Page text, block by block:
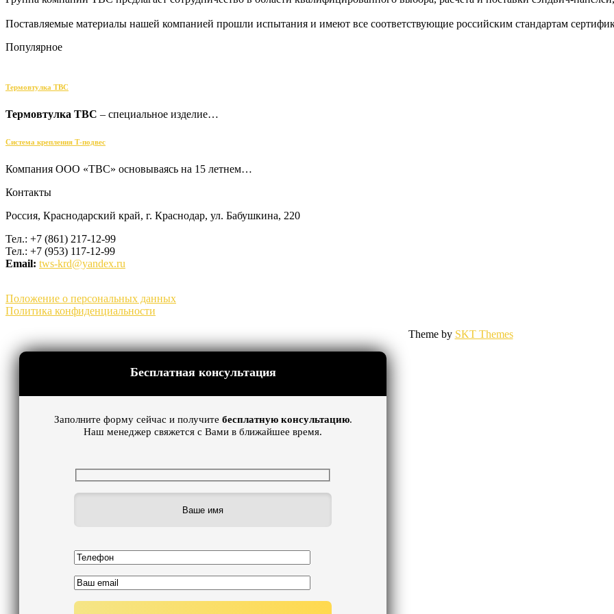
Поставляемые материалы нашей компанией прошли испытания и имеют все соответствующие российским стандартам
Популярное
Термовтулка ТВС
Термовтулка ТВС – специальное изделие…
Cистема крепления Т-подвес
Компания ООО «ТВС» основываясь на 15 летнем…
Контакты
Россия, Краснодарский край, г. Краснодар, ул. Бабушкина, 220
Тел.: +7 (861) 217-12-99
Тел.: +7 (953) 117-12-99
Email: tws-krd@yandex.ru
Положение о персональных данных
Политика конфиденциальности
Theme by SKT Themes
Бесплатная консультация
Заполните форму сейчас и получите бесплатную консультацию.
Наш менеджер свяжется с Вами в ближайшее время.